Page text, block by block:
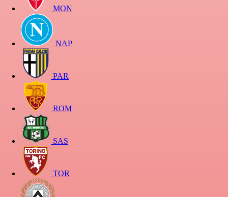
MON
NAP
PAR
ROM
SAS
TOR